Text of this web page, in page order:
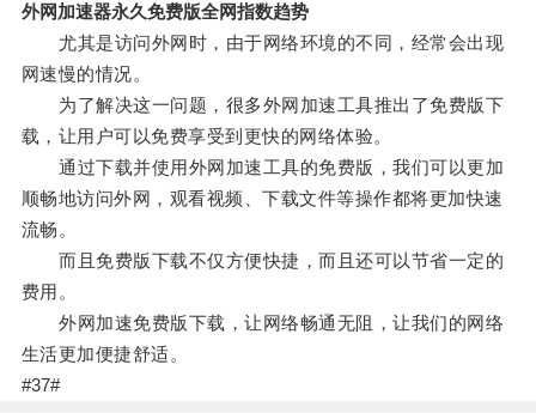
外网加速器永久免费版全网指数趋势
尤其是访问外网时，由于网络环境的不同，经常会出现
网速慢的情况。
为了解决这一问题，很多外网加速工具推出了免费版下
载，让用户可以免费享受到更快的网络体验。
通过下载并使用外网加速工具的免费版，我们可以更加
顺畅地访问外网，观看视频、下载文件等操作都将更加快速
流畅。
而且免费版下载不仅方便快捷，而且还可以节省一定的
费用。
外网加速免费版下载，让网络畅通无阻，让我们的网络
生活更加便捷舒适。
#37#